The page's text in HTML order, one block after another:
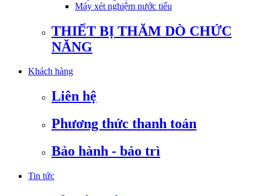
Máy xét nghiệm nước tiểu
THIẾT BỊ THĂM DÒ CHỨC
NĂNG
Khách hàng
Liên hệ
Phương thức thanh toán
Bảo hành - bảo trì
Tin tức